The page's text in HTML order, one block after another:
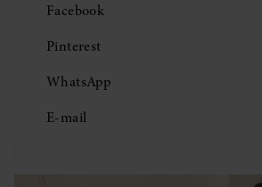
Facebook
Pinterest
WhatsApp
E-mail